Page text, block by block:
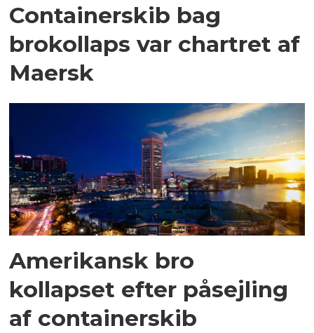
Containerskib bag
brokollaps var chartret af
Maersk
Amerikansk bro
kollapset efter påsejling
af containerskib